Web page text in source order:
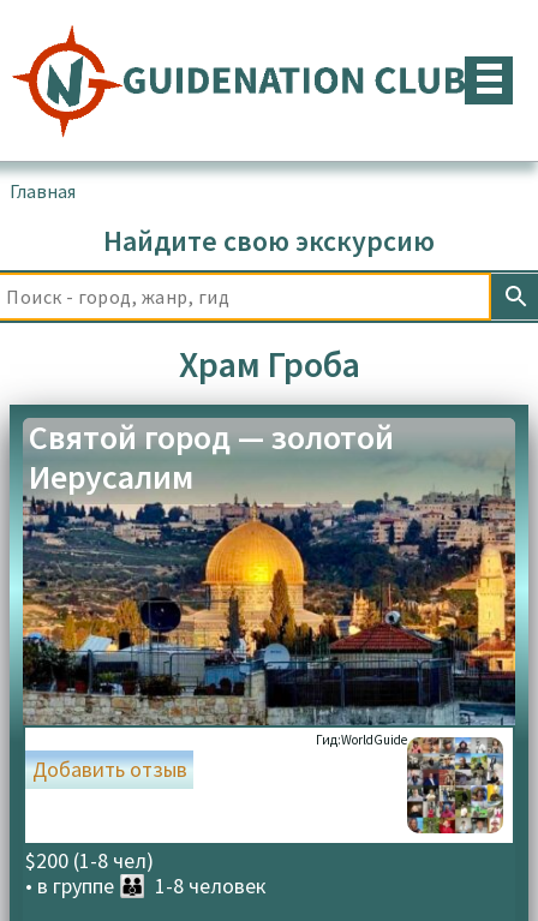
содержимому
Главная
Найдите свою экскурсию
Храм Гроба
Святой город — золотой
Иерусалим
Гид:WorldGuide
$200 (1-8 чел)
• в группе 👪 1-8 человек
Добавить отзыв